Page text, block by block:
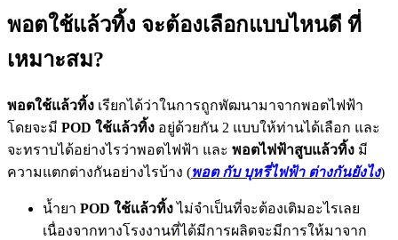
พอตใช้แล้วทิ้ง จะต้องเลือกแบบไหนดี ที่
เหมาะสม?
พอตใช้แล้วทิ้ง เรียกได้ว่าในการถูกพัฒนามาจากพอตไฟฟ้า
โดยจะมี POD ใช้แล้วทิ้ง อยู่ด้วยกัน 2 แบบให้ท่านได้เลือก และ
จะทราบได้อย่างไรว่าพอตไฟฟ้า และ พอตไฟฟ้าสูบแล้วทิ้ง มี
ความแตกต่างกันอย่างไรบ้าง (พอต กับ บุหรี่ไฟฟ้า ต่างกันยังไง)
น้ำยา POD ใช้แล้วทิ้งไม่จำเป็นที่จะต้องเติมอะไรเลย
เนื่องจากทางโรงงานที่ได้มีการผลิตจะมีการให้มาจาก